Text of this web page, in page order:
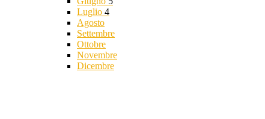
Luglio 4
Agosto
Settembre
Ottobre
Novembre
Dicembre